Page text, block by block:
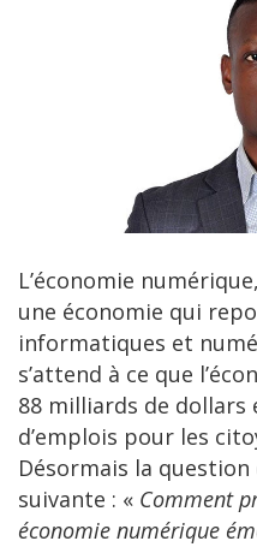
L’économie
une économie qui
informatiques et
s’attend à ce que
88 milliards de
d’emplois pour les
Désormais la
suivante : « Comment
économie numérique